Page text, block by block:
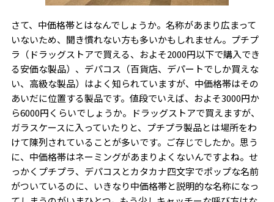
さて、中価格帯とはなんでしょうか。名称があまり広まって
いないため、聞き慣れない方も多いかもしれません。プチプ
ラ（ドラッグストアで買える、およそ2000円以下で購入でき
る安価な製品）、デパコス（百貨店、デパートでしか買えな
い、高級な製品）はよく知られていますが、中価格帯はその
あいだに位置する製品です。値段でいえば、およそ3000円か
ら6000円くらいでしょうか。ドラッグストアで買えますが、
ガラスケースに入っていたりと、プチプラ製品とは場所をわ
けて陳列されていることが多いです。ご存じでしたか。思う
に、中価格帯はネーミングがあまりよくないんですよね。せ
っかくプチプラ、デパコスとカタカナ四文字でポップな名前
がついているのに、いきなり中価格帯と説明的な名称になっ